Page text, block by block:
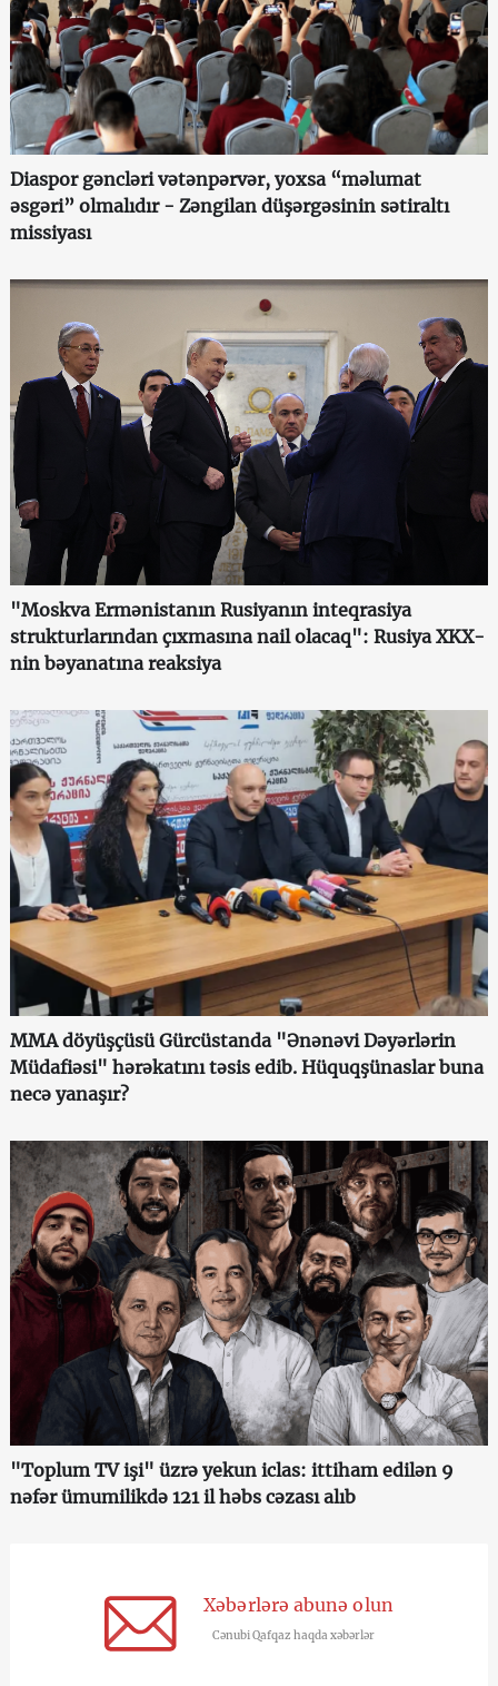
Diaspor gəncləri vətənpərvər, yoxsa “məlumat
əsgəri” olmalıdır - Zəngilan düşərgəsinin sətiraltı
missiyası
"Moskva Ermənistanın Rusiyanın inteqrasiya
strukturlarından çıxmasına nail olacaq": Rusiya XKX-
nin bəyanatına reaksiya
MMA döyüşçüsü Gürcüstanda "Ənənəvi Dəyərlərin
Müdafiəsi" hərəkatını təsis edib. Hüquqşünaslar buna
necə yanaşır?
"Toplum TV işi" üzrə yekun iclas: ittiham edilən 9
nəfər ümumilikdə 121 il həbs cəzası alıb
Xəbərlərə abunə olun
Cənubi Qafqaz haqda xəbərlər